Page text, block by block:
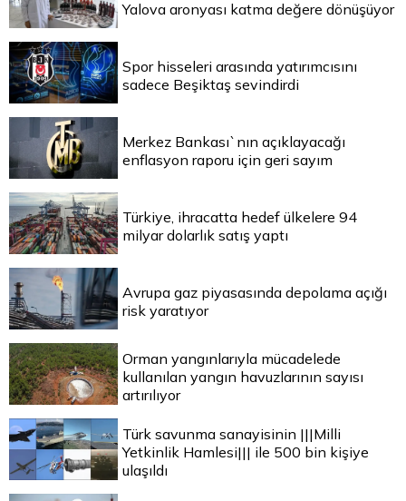
Yalova aronyası katma değere dönüşüyor
Spor hisseleri arasında yatırımcısını
sadece Beşiktaş sevindirdi
Merkez Bankası`nın açıklayacağı
enflasyon raporu için geri sayım
Türkiye, ihracatta hedef ülkelere 94
milyar dolarlık satış yaptı
Avrupa gaz piyasasında depolama açığı
risk yaratıyor
Orman yangınlarıyla mücadelede
kullanılan yangın havuzlarının sayısı
artırılıyor
Türk savunma sanayisinin |||Milli
Yetkinlik Hamlesi||| ile 500 bin kişiye
ulaşıldı